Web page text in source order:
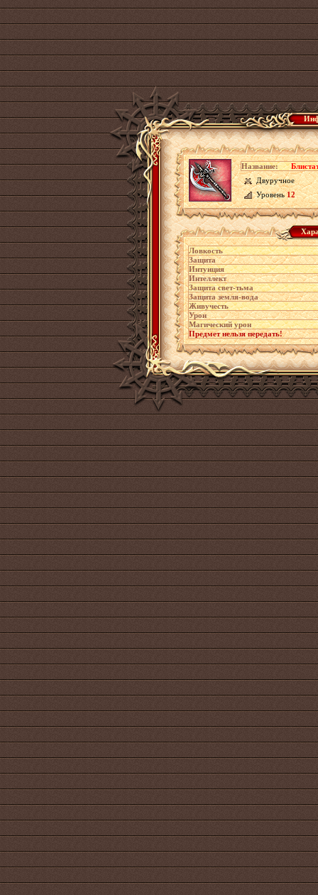
Название:
Двуручное
Уровень12
Ловкость
Защита
Интуиция
Интеллект
Защита свет-тьма
Защита земля-вода
Живучесть
Урон
Магический урон
Предмет нельзя передать!